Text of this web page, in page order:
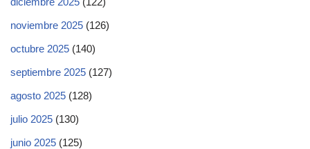
noviembre 2025 (126)
octubre 2025 (140)
septiembre 2025 (127)
agosto 2025 (128)
julio 2025 (130)
junio 2025 (125)